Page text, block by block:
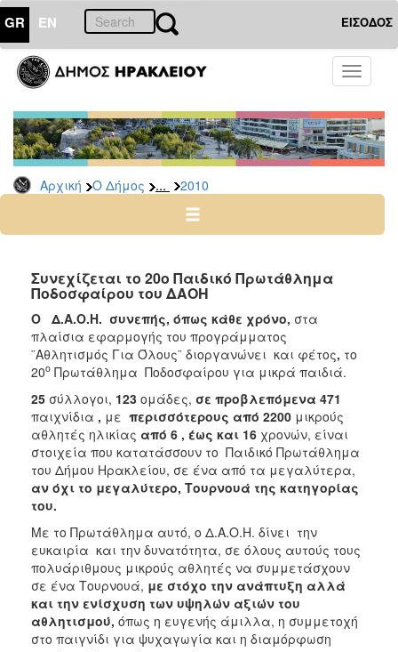
GR EN ΕΙΣΟΔΟΣ
Toggle
Αρχική Ο Δήμος ... 2010
ΔΗΜΟΣ
Δελτία
Τύπου
Αρχείο
2026
2024
2022
2021
2020
2019
2018
2017
2016
2015
2012
2011
2010
2006
Συνεχίζεται το 20ο Παιδικό Πρωτάθλημα
Ποδοσφαίρου του ΔΑΟΗ
Ο Δ.Α.Ο.Η. συνεπής, όπως κάθε χρόνο, στα
πλαίσια εφαρμογής του προγράμματος
¨Αθλητισμός Για Όλους¨ διοργανώνει και φέτος, το
20ο Πρωτάθλημα Ποδοσφαίρου για μικρά παιδιά.
25 σύλλογοι, 123 ομάδες, σε προβλεπόμενα 471
παιχνίδια , με περισσότερους από 2200 μικρούς
αθλητές ηλικίας από 6 , έως και 16 χρονών, είναι
στοιχεία που κατατάσσουν το Παιδικό Πρωτάθλημα
του Δήμου Ηρακλείου, σε ένα από τα μεγαλύτερα,
αν όχι το μεγαλύτερο, Τουρνουά της κατηγορίας
του.
Με το Πρωτάθλημα αυτό, ο Δ.Α.Ο.Η. δίνει την
ευκαιρία και την δυνατότητα, σε όλους αυτούς τους
πολυάριθμους μικρούς αθλητές να συμμετάσχουν
σε ένα Τουρνουά, με στόχο την ανάπτυξη αλλά
και την ενίσχυση των υψηλών αξιών του
αθλητισμού, όπως η ευγενής άμιλλα, η συμμετοχή
στο παιγνίδι για ψυχαγωγία και η διαμόρφωση